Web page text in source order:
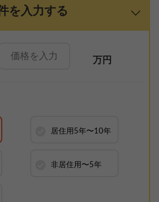
を入力する
万円
居住用 5年〜10年
非居住用 〜5年
】うちの価格いくら？